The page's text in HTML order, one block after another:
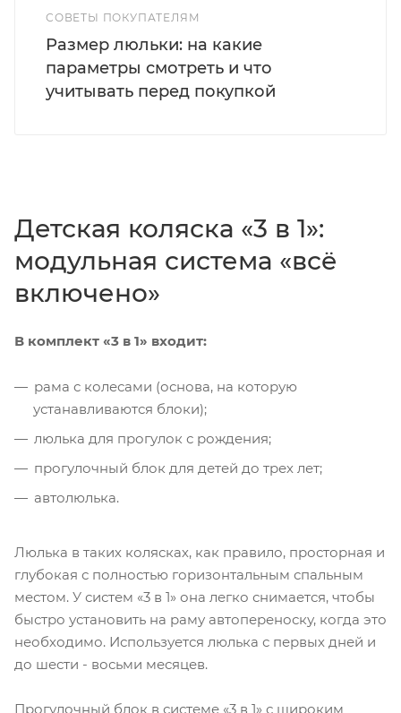
СОВЕТЫ ПОКУПАТЕЛЯМ
Размер люльки: на какие
параметры смотреть и что
учитывать перед покупкой
Детская коляска «3 в 1»:
модульная система «всё
включено»
В комплект «3 в 1» входит:
рама с колесами (основа, на которую
устанавливаются блоки);
люлька для прогулок с рождения;
прогулочный блок для детей до трех лет;
автолюлька.
Люлька в таких колясках, как правило, просторная и
глубокая с полностью горизонтальным спальным
местом. У систем «3 в 1» она легко снимается, чтобы
быстро установить на раму автопереноску, когда это
необходимо. Используется люлька с первых дней и
до шести - восьми месяцев.
Прогулочный блок в системе «3 в 1» с широким